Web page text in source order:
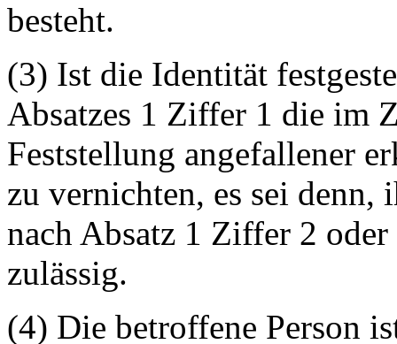
besteht.
(3) Ist die Identität
Absatzes 1 Ziffer 1 die im
Feststellung angefallener
zu vernichten, es sei
nach Absatz 1 Ziffer 2
zulässig.
(4) Die betroffene Person